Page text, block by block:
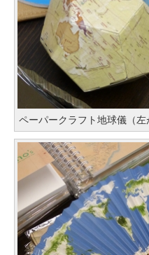
ペーパークラフト地球儀（左